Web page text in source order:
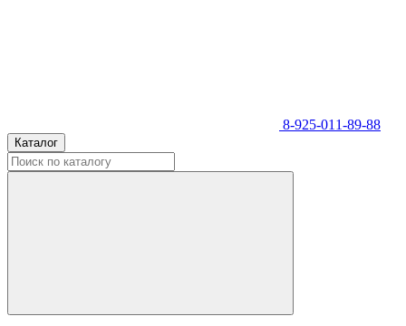
8-925-011-89-88
Каталог